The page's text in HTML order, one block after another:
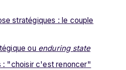
stratégiques : le couple
ou enduring state
: "choisir c'est renoncer"